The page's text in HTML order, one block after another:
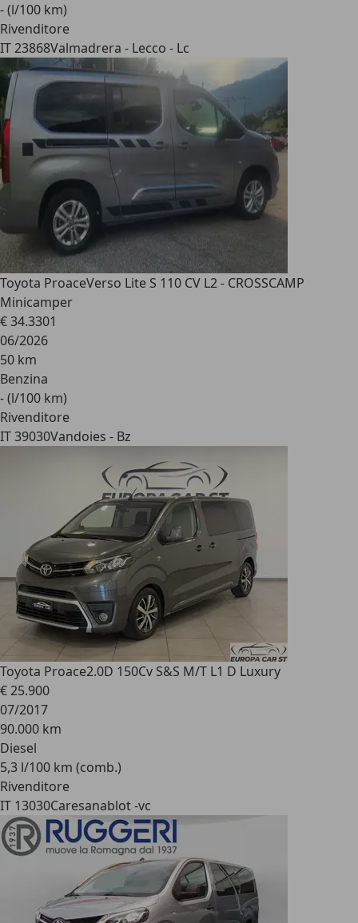
- (l/100 km)
Rivenditore
IT 23868Valmadrera - Lecco - Lc
Toyota ProaceVerso Lite S 110 CV L2 - CROSSCAMP
Minicamper
€ 34.3301
06/2026
50 km
Benzina
- (l/100 km)
Rivenditore
IT 39030Vandoies - Bz
Toyota Proace2.0D 150Cv S&S M/T L1 D Luxury
€ 25.900
07/2017
90.000 km
Diesel
5,3 l/100 km (comb.)
Rivenditore
IT 13030Caresanablot -vc